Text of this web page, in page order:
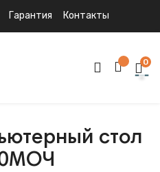
Гарантия Контакты
0
стол